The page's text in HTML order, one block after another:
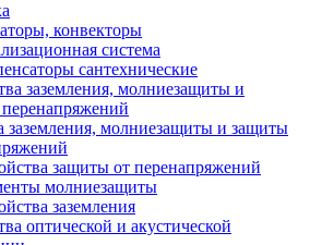
конвекторы
система
сантехнические
заземления, молниезащиты и защиты
защиты от перенапряжений
молниезащиты
заземления